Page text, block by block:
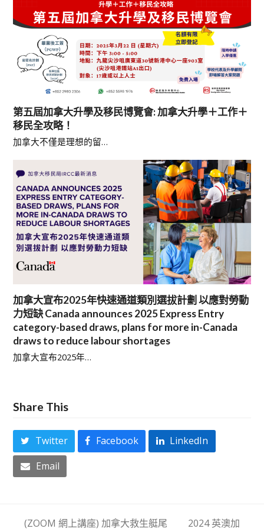
第五屆加拿大升學及移民博覽會: 加拿大升學＋工作＋
移民全攻略！
加拿大不僅是理想的留…
加拿大宣布2025年快速通道類別選拔計劃 以應對勞動
力短缺 Canada announces 2025 Express Entry
category-based draws, plans for more in-Canada
draws to reduce labour shortages
加拿大宣布2025年…
Share This
Twitter Facebook
LinkedIn
Email
(ZOOM 網上講座) 加拿大救生艇尾
2024 英澳加